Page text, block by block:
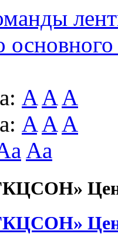
A A A
A A A
Aa